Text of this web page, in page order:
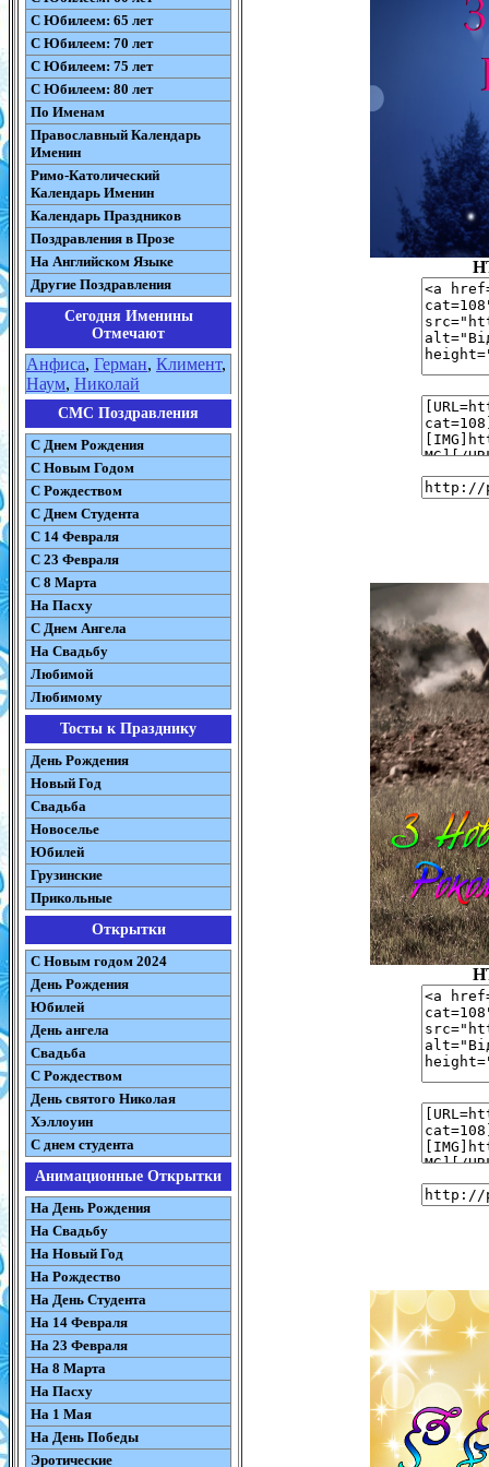
С Юбилеем: 65 лет
С Юбилеем: 70 лет
С Юбилеем: 75 лет
С Юбилеем: 80 лет
По Именам
Православный Календарь
Именин
Римо-Католический
Календарь Именин
Календарь Праздников
Поздравления в Прозе
На Английском Языке
Другие Поздравления
Сегодня Именины
Отмечают
Анфиса, Герман, Климент,
Наум, Николай
СМС Поздравления
С Днем Рождения
С Новым Годом
С Рождеством
C Днем Студента
С 14 Февраля
С 23 Февраля
С 8 Марта
На Пасху
C Днем Ангела
На Свадьбу
Любимой
Любимому
Тосты к Празднику
День Рождения
Новый Год
Свадьба
Новоселье
Юбилей
Грузинские
Прикольные
Открытки
С Новым годом 2024
День Рождения
Юбилей
День ангела
Свадьба
С Рождеством
День святого Николая
Хэллоуин
С днем студента
Анимационные Открытки
На День Рождения
На Свадьбу
На Новый Год
На Рождество
На День Студента
На 14 Февраля
На 23 Февраля
На 8 Марта
На Пасху
На 1 Мая
На День Победы
Эротические